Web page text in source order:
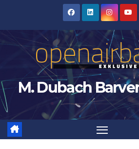
M. Dubach